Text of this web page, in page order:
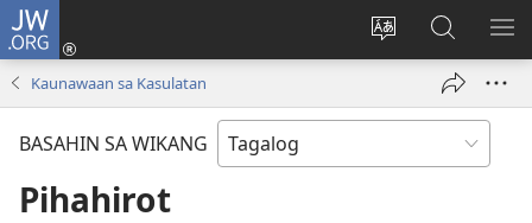
JW.ORG
Baguhin
ng
Mag-
log
bubukas
sa
JW.ORG
Kaunawaan sa Kasulatan
BASAHIN SA WIKANG
Pihahirot